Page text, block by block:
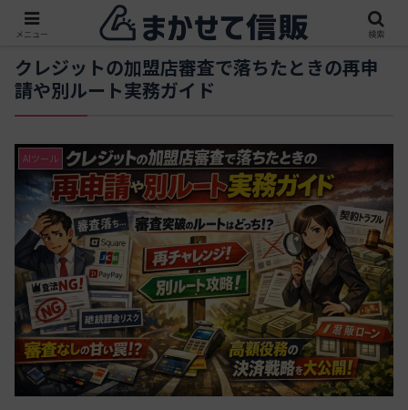
クレジットの加盟店審査で落ちたときの再申
請や別ルート実務ガイド
AIツール
メニュー 検索